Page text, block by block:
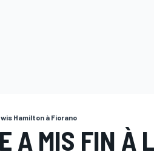
Hamilton à Fiorano
A MIS FIN À